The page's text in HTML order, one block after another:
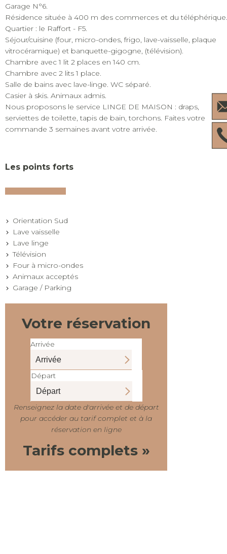
Garage N°6.
Résidence située à 400 m des commerces et du téléphérique.
Quartier : le Raffort - F5.
Séjour/cuisine (four, micro-ondes, frigo, lave-vaisselle, plaque
vitrocéramique) et banquette-gigogne, (télévision).
Chambre avec 1 lit 2 places en 140 cm.
Chambre avec 2 lits 1 place.
Salle de bains avec lave-linge. WC séparé.
Casier à skis. Animaux admis.
Nous proposons le service LINGE DE MAISON : draps,
serviettes de toilette, tapis de bain, torchons. Faites votre
commande 3 semaines avant votre arrivée.
Les points forts
Orientation Sud
Lave vaisselle
Lave linge
Télévision
Four à micro-ondes
Animaux acceptés
Garage / Parking
Votre réservation
Arrivée
Départ
Renseignez la date d'arrivée et de départ
pour accéder au tarif complet et à la
réservation en ligne
Tarifs complets